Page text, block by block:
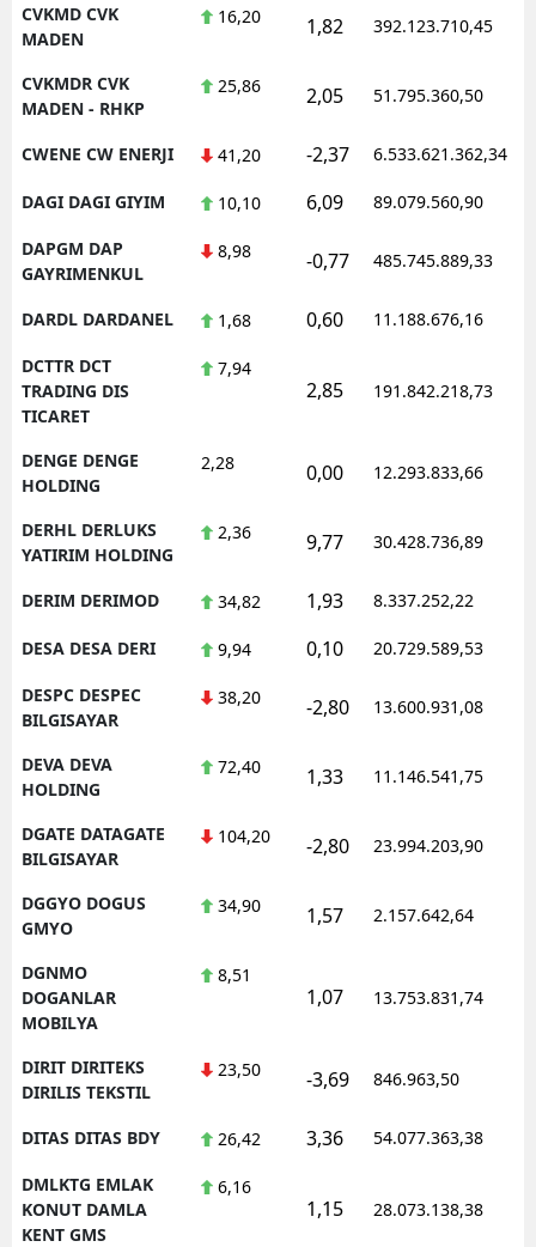
CVKMD CVK
MADEN
16,20 1,82 392.123.710,45
CVKMDR CVK
MADEN - RHKP
25,86 2,05 51.795.360,50
CWENE CW ENERJI 41,20 -2,37 6.533.621.362,34
DAGI DAGI GIYIM 10,10 6,09 89.079.560,90
DAPGM DAP
GAYRIMENKUL
8,98 -0,77 485.745.889,33
DARDL DARDANEL 1,68 0,60 11.188.676,16
DCTTR DCT
TRADING DIS
TICARET
7,94
2,85 191.842.218,73
DENGE DENGE
HOLDING
2,28 0,00 12.293.833,66
DERHL DERLUKS
YATIRIM HOLDING
2,36 9,77 30.428.736,89
DERIM DERIMOD 34,82 1,93 8.337.252,22
DESA DESA DERI 9,94 0,10 20.729.589,53
DESPC DESPEC
BILGISAYAR
38,20 -2,80 13.600.931,08
DEVA DEVA
HOLDING
72,40 1,33 11.146.541,75
DGATE DATAGATE
BILGISAYAR
104,20 -2,80 23.994.203,90
DGGYO DOGUS
GMYO
34,90 1,57 2.157.642,64
DGNMO
DOGANLAR
MOBILYA
8,51
1,07 13.753.831,74
DIRIT DIRITEKS
DIRILIS TEKSTIL
23,50 -3,69 846.963,50
DITAS DITAS BDY 26,42 3,36 54.077.363,38
DMLKTG EMLAK
KONUT DAMLA
KENT GMS
6,16
1,15 28.073.138,38